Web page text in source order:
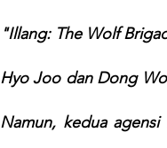
"Illang: The Wolf
Hyo Joo dan Dong
Namun, kedua agensi